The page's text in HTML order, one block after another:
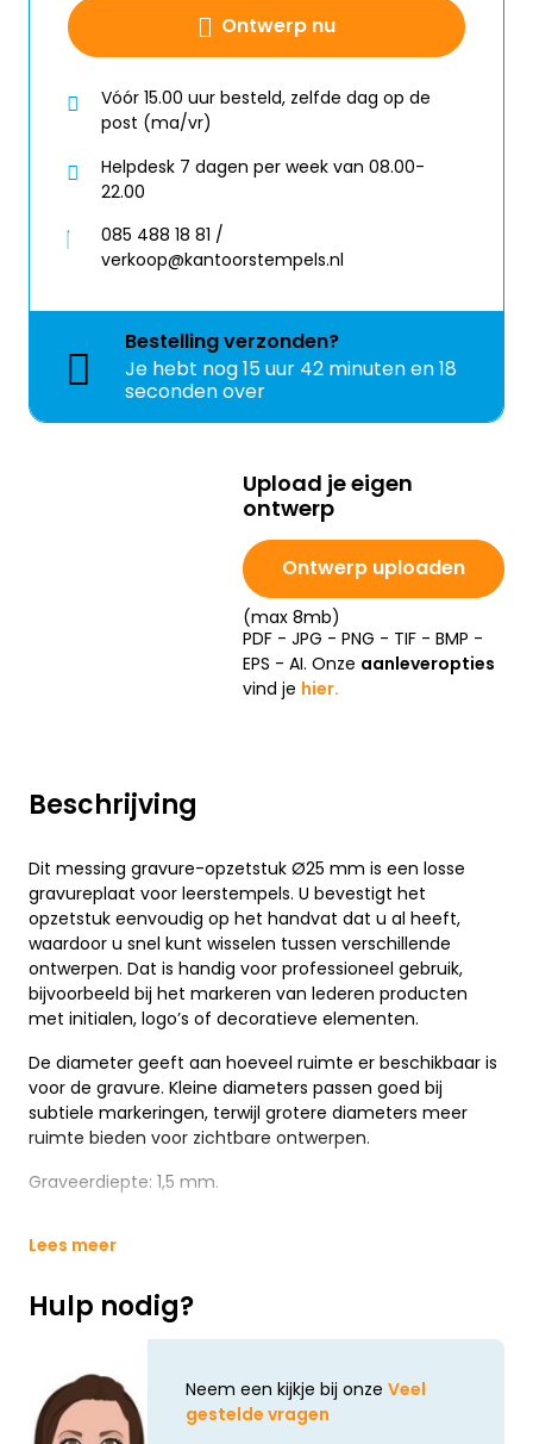
Beschrijving
Dit messing gravure-opzetstuk Ø25 mm is een losse
gravureplaat voor leerstempels. U bevestigt het
opzetstuk eenvoudig op het handvat dat u al heeft,
waardoor u snel kunt wisselen tussen verschillende
ontwerpen. Dat is handig voor professioneel gebruik,
bijvoorbeeld bij het markeren van lederen producten
met initialen, logo’s of decoratieve elementen.
De diameter geeft aan hoeveel ruimte er beschikbaar is
voor de gravure. Kleine diameters passen goed bij
subtiele markeringen, terwijl grotere diameters meer
ruimte bieden voor zichtbare ontwerpen.
Graveerdiepte: 1,5 mm.
Lees meer
Hulp nodig?
Neem een kijkje bij onze Veel
gestelde vragen
Ontwerp nu
Vóór 15.00 uur besteld, zelfde dag op de
post (ma/vr)
Helpdesk 7 dagen per week van 08.00-
22.00
085 488 18 81 /
verkoop@kantoorstempels.nl
Bestellingverzonden?
Je hebt nog15 uur 42 minuten en 18
seconden over
Upload je eigen
ontwerp
Ontwerp uploaden
(max 8mb)
PDF - JPG - PNG - TIF - BMP -
EPS - AI. Onze aanleveropties
vind je hier.